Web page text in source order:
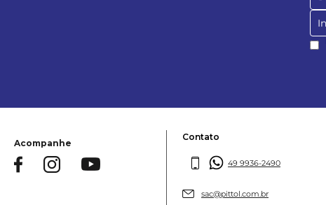
Acompanhe
Contato
49 9936-2490
sac@pittol.com.br